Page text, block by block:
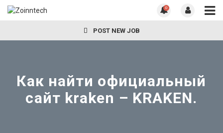
0
POST NEW JOB
Как найти официальный
сайт kraken – KRAKEN.